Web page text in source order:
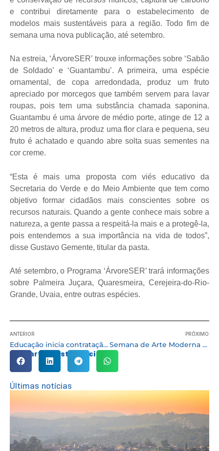
e contribui diretamente para o estabelecimento de
modelos mais sustentáveis para a região. Todo fim de
semana uma nova publicação, até setembro.
Na estreia, ‘ÁrvoreSER’ trouxe informações sobre ‘Sabão
de Soldado’ e ‘Guantambu’. A primeira, uma espécie
ornamental, de copa arredondada, produz um fruto
apreciado por morcegos que também servem para lavar
roupas, pois tem uma substância chamada saponina.
Guantambu é uma árvore de médio porte, atinge de 12 a
20 metros de altura, produz uma flor clara e pequena, seu
fruto é achatado e quando abre solta suas sementes na
cor creme.
“Esta é mais uma proposta com viés educativo da
Secretaria do Verde e do Meio Ambiente que tem como
objetivo formar cidadãos mais conscientes sobre os
recursos naturais. Quando a gente conhece mais sobre a
natureza, a gente passa a respeitá-la mais e a protegê-la,
pois entendemos a sua importância na vida de todos”,
disse Gustavo Gemente, titular da pasta.
Até setembro, o Programa ‘ÁrvoreSER’ trará informações
sobre Palmeira Juçara, Quaresmeira, Cerejeira-do-Rio-
Grande, Uvaia, entre outras espécies.
ANTERIOR
Educação inicia contratação de professores aprovados em concurso; 74 para início imediato
PRÓXIMO
Semana de Arte Moderna termina com ônibus-museu “Arte para Todos” no sábado (19)
Compartilhe esta notícia:
Últimas notícias